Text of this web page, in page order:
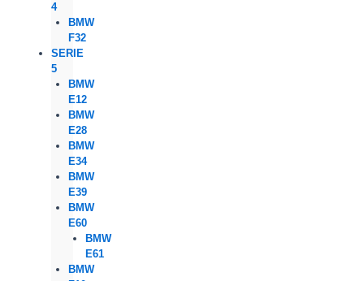
4
BMW
F32
SERIE
5
BMW
E12
BMW
E28
BMW
E34
BMW
E39
BMW
E60
BMW
E61
BMW